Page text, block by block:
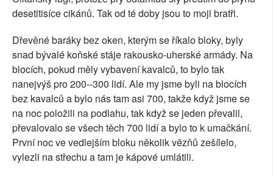
desetitisíce cikánů. Tak od té doby jsou to moji bratři.
Dřevěné baráky bez oken, kterým se říkalo bloky, byly
snad bývalé koňské stáje rakousko-uherské armády. Na
blocích, pokud měly vybavení kavalců, to bylo tak
nanejvýš pro 200--300 lidí. Ale my jsme byli na blocích
bez kavalců a bylo nás tam asi 700, takže když jsme se
na noc položili na podlahu, tak když se jeden převalil,
převalovalo se všech těch 700 lidí a bylo to k umačkání.
První noc ve vedlejším bloku několik vězňů zešílelo,
vylezli na střechu a tam je kápové umlátili.